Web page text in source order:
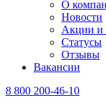
О
Новости
Акции и
Статусы
Отзывы
Вакансии
8 800 200-46-10